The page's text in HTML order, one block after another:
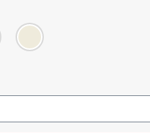
Creme
öffnen, aktuell ausgewählt: